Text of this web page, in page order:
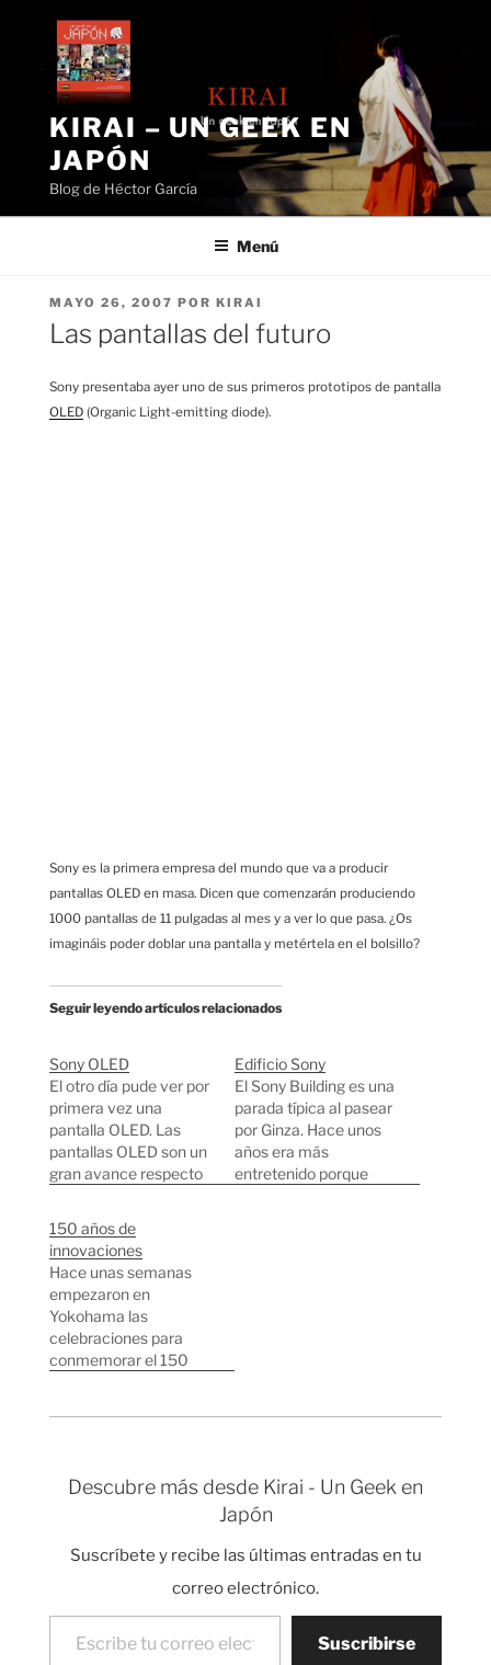
contenido
KIRAI – UN GEEK EN
JAPÓN
Blog de Héctor García
Menú
PUBLICADO
EL
MAYO 26, 2007 POR KIRAI
Las pantallas del futuro
Sony presentaba ayer uno de sus primeros prototipos de pantalla
OLED (Organic Light-emitting diode).
Sony es la primera empresa del mundo que va a producir
pantallas OLED en masa. Dicen que comenzarán produciendo
1000 pantallas de 11 pulgadas al mes y a ver lo que pasa. ¿Os
imagináis poder doblar una pantalla y metértela en el bolsillo?
Seguir leyendo artículos relacionados
Sony OLED
El otro día pude ver por
primera vez una
pantalla OLED. Las
pantallas OLED son un
gran avance respecto
noté sobre todo un
mejor contraste,
colores y luminosidad.
Daba la impresión de
estar mirando un papel
en vez de una pantalla,
…
Edificio Sony
El Sony Building es una
parada típica al pasear
por Ginza. Hace unos
años era más
entretenido porque
150 años de
innovaciones
Hace unas semanas
empezaron en
Yokohama las
celebraciones para
conmemorar el 150
porque representa la
varios siglos de
Yokohama fue uno de
los cinco primeros
puertos…
Descubre más desde Kirai - Un Geek en
Japón
Suscríbete y recibe las últimas entradas en tu
correo electrónico.
Escribe tu correo electrónico…
Suscribirse